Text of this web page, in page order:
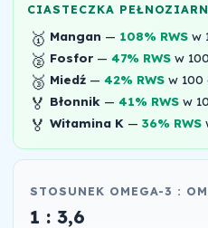
CIASTECZKA
🥇 Mangan — 108% RWSw
🥈 Fosfor— 47% RWSw
🥉 Miedź— 42% RWSw 100
🏅 Błonnik— 41% RWSw
🏅 Witamina K — 36% RWS
STOSUNEK OMEGA-3 :
1 : 3,6